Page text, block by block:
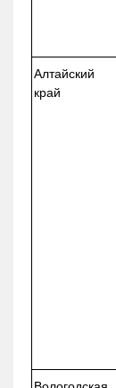
Алтайский
край